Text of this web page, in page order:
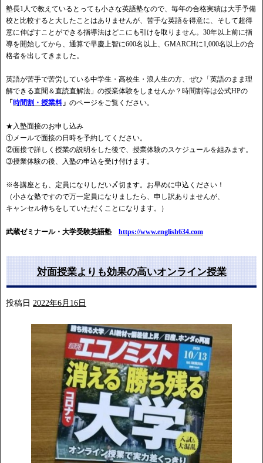
塾長1人で教えているとっても小さな英語塾なので、毎年の合格実績は大手予備
校と比較すると大したことはありませんが、苦手な英語を得意に、そして超得
意に伸ばすことができる指導法はどこにも引けを取りません。30年以上前に指
導を開始してから、通算で早慶上智に600名以上、GMARCHに1,000名以上の合
格者を出してきました。
英語が苦手で苦労している中学生・高校生・浪人生の方、ぜひ「英語のまま理
解できる直聞＆直読直解法」の授業体験をしませんか？時間割等は公式HPの
「 時間割・授業料 」 のページをご覧ください。
★入塾面接のお申し込み
①メールで面接の日時を予約してください。
②面接で詳しく授業の説明をした後で、授業体験のスケジュールを組みます。
③授業体験の後、入塾の申込を受け付けます。
※各講座とも、定員になりしだい〆切ます。お早めに申込ください！
（小さな塾ですので万一定員になりましたら、申し訳ありませんが、
キャンセル待ちをしていただくことになります。）
武蔵ゼミナール・大学受験英語塾 https://www.english634.com
対面授業よりも効果の高いオンライン授業
投稿日 2022年6月16日